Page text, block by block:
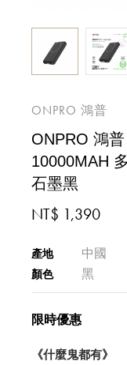
ONPRO 鴻普
ONPRO 鴻
10000MAH
石墨黑
NT$ 1,390
產地 中國
顏色 黑
限時優惠
《什麼鬼都有》